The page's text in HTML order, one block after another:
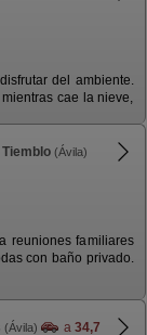
del ambiente.
cae la nieve,
(Ávila)
reuniones familiares
con baño privado.
(Ávila) a 34,7